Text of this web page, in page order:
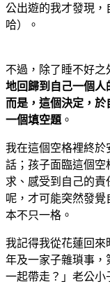
公出遊的我才發現，
哈）。
不過，除了睡不好之
地回歸到自己一個人
而是，這個決定，
一個填空題。
我在這個空格裡終於
話；孩子面臨這個空
求、感受到自己的責
呢，才可能突然發
本不只一格。
我記得我從花蓮回來
年及一家子雜瑣事，
一起帶走？」老公小